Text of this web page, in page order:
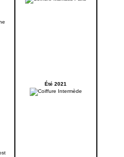
Été 2021